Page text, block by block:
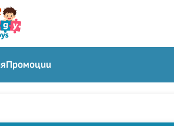
Промоции